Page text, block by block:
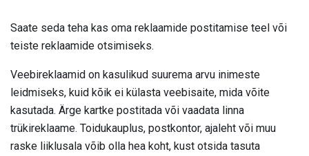
Saate seda teha kas oma reklaamide postitamise teel või
teiste reklaamide otsimiseks.
Veebireklaamid on kasulikud suurema arvu inimeste
leidmiseks, kuid kõik ei külasta veebisaite, mida võite
kasutada. Ärge kartke postitada või vaadata linna
trükireklaame. Toidukauplus, postkontor, ajaleht või muu
raske liiklusala võib olla hea koht, kust otsida tasuta